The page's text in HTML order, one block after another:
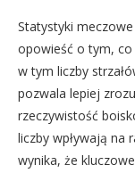
Statystyki
opowieść o tym, co
w tym liczby
pozwala lepiej
rzeczywistość
liczby wpływają na
wynika, że